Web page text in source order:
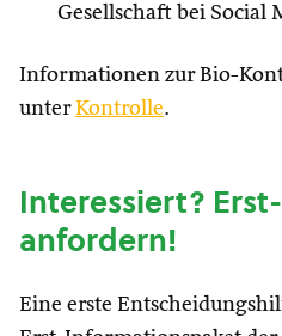
Gesellschaft bei Social
Informationen zur Bio-
unterKontrolle.
Interessiert?
anfordern!
Eine erste